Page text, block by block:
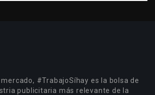
#TrabajoSíhay es la bolsa de
publicitaria más relevante de la